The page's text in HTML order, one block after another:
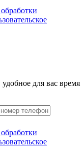
для вас время